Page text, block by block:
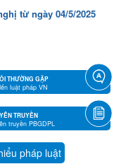
từ ngày 04/5/2025
THƯỜNG GẶP
luật pháp VN
TRUYỀN
truyền PBGDPL
pháp luật